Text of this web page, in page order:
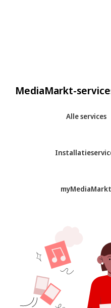
MediaMarkt-
Alle services
myMediaMarkt